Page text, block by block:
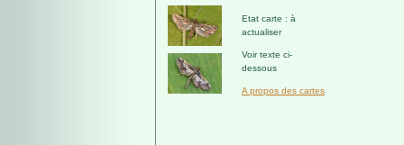
Etat carte : à
actualiser
Voir texte ci-
dessous
A propos des cartes